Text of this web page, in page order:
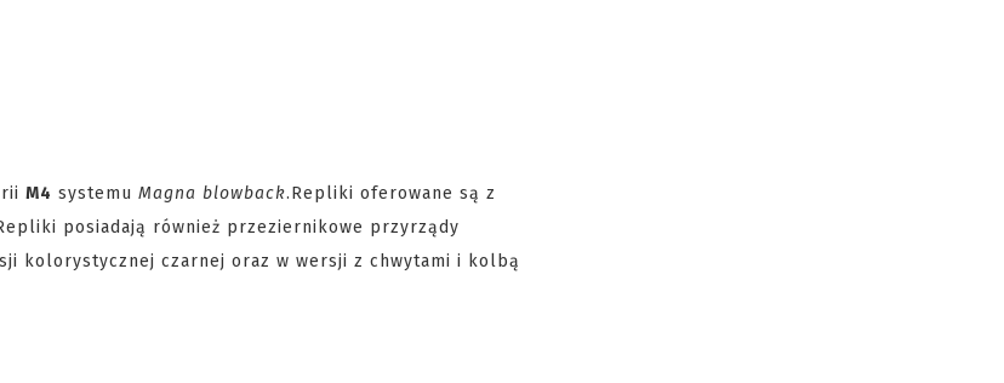
M4 systemu Magna blowback.Repliki oferowane są z
posiadają również przeziernikowe przyrządy
kolorystycznej czarnej oraz w wersji z chwytami i kolbą